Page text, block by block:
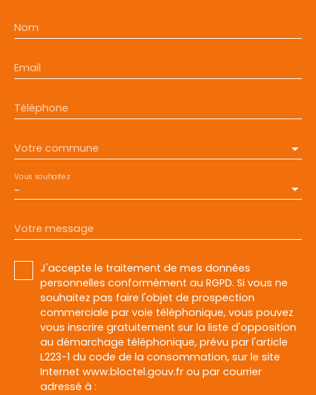
Nom
Email
Téléphone
Votre commune
-
Vous souhaitez
Votre message
J'accepte le traitement de mes données
personnelles conformément au RGPD. Si vous ne
souhaitez pas faire l'objet de prospection
commerciale par voie téléphonique, vous pouvez
vous inscrire gratuitement sur la liste d'opposition
au démarchage téléphonique, prévu par l'article
L223-1 du code de la consommation, sur le site
Internet www.bloctel.gouv.fr ou par courrier
adressé à :